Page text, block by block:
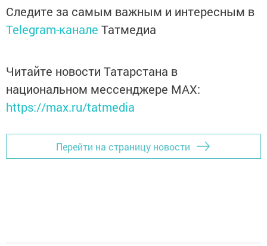
Следите за самым важным и интересным в
Telegram-канале Татмедиа
Читайте новости Татарстана в
национальном мессенджере MАХ:
https://max.ru/tatmedia
Перейти на страницу новости